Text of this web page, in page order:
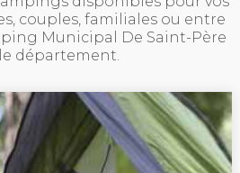
couples, familiales ou entre
Municipal De Saint-Père
département.